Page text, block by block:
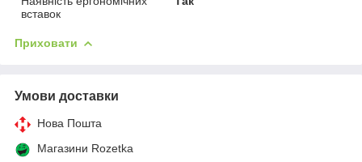
вставок
Приховати
Умови доставки
Нова Пошта
Магазини Rozetka